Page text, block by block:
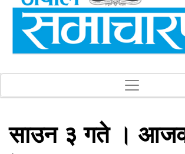
साउन ३ गते ।